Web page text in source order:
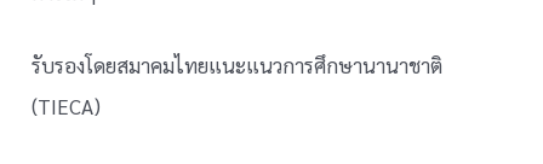
รับรองโดยสมาคมไทยแนะแนวการศึกษานานาชาติ
(TIECA)